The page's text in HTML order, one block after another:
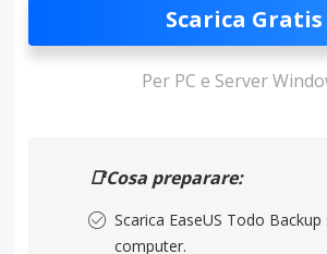
Scarica Gratis
Per PC e Server
📑Cosa preparare:
Scarica EaseUS Todo
computer.